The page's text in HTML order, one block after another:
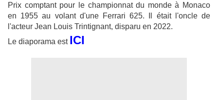
Prix comptant pour le championnat du monde à Monaco
en 1955 au volant d'une Ferrari 625. Il était l'oncle de
l'acteur Jean Louis Trintignant, disparu en 2022.
Le diaporama est ICI